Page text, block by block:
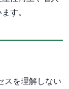
す。
スを理解しない